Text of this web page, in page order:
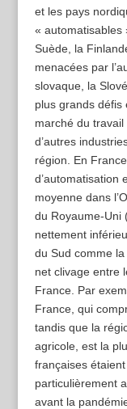
et les pays
« automatisables
Suède, la
menacées par
slovaque, la
plus grands défis
marché du travail
d’autres
région. En
d’automatisation
moyenne dans
du Royaume-Uni
nettement
du Sud comme
net clivage entre
France. Par
France, qui
tandis que la
agricole, est la
françaises
particulièrement
avant la